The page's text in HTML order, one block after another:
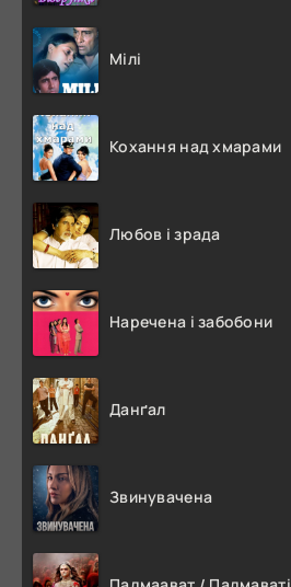
Мілі
Кохання над хмарами
Любов і зрада
Наречена і забобони
Данґал
Звинувачена